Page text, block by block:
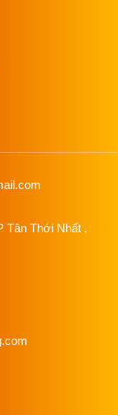
Tân Thới Nhất ,